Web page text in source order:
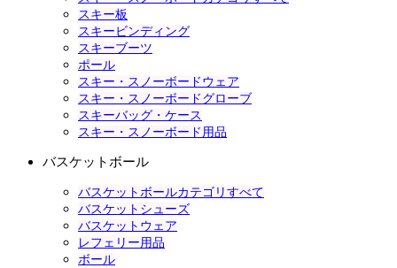
スキー板
スキービンディング
スキーブーツ
ポール
スキー・スノーボードウェア
スキー・スノーボードグローブ
スキーバッグ・ケース
スキー・スノーボード用品
バスケットボール
バスケットボールカテゴリすべて
バスケットシューズ
バスケットウェア
レフェリー用品
ボール